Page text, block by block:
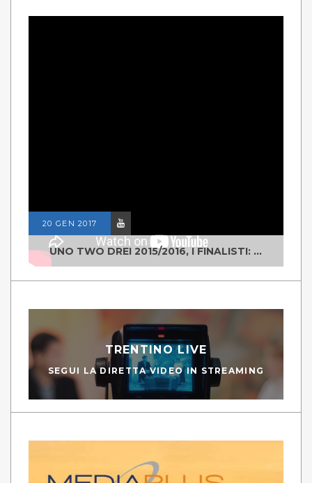
20 GEN 2017
UNO TWO DREI 2015/2016, I FINALISTI: CLASSE IV ALS ISTITUTO "DEGASPERI" BORGO VALSUGANA
TRENTINO LIVE
SEGUI LA DIRETTA VIDEO IN STREAMING